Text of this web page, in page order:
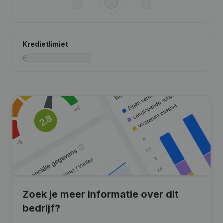
Kredietlimiet
Zoek je meer informatie over dit
bedrijf?